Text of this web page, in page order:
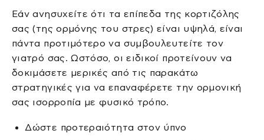
Εάν ανησυχείτε ότι τα επίπεδα της κορτιζόλης
σας (της ορμόνης του στρες) είναι υψηλά, είναι
πάντα προτιμότερο να συμβουλευτείτε τον
γιατρό σας. Ωστόσο, οι ειδικοί προτείνουν να
δοκιμάσετε μερικές από τις παρακάτω
στρατηγικές για να επαναφέρετε την ορμονική
σας ισορροπία με φυσικό τρόπο.
Δώστε προτεραιότητα στον ύπνο